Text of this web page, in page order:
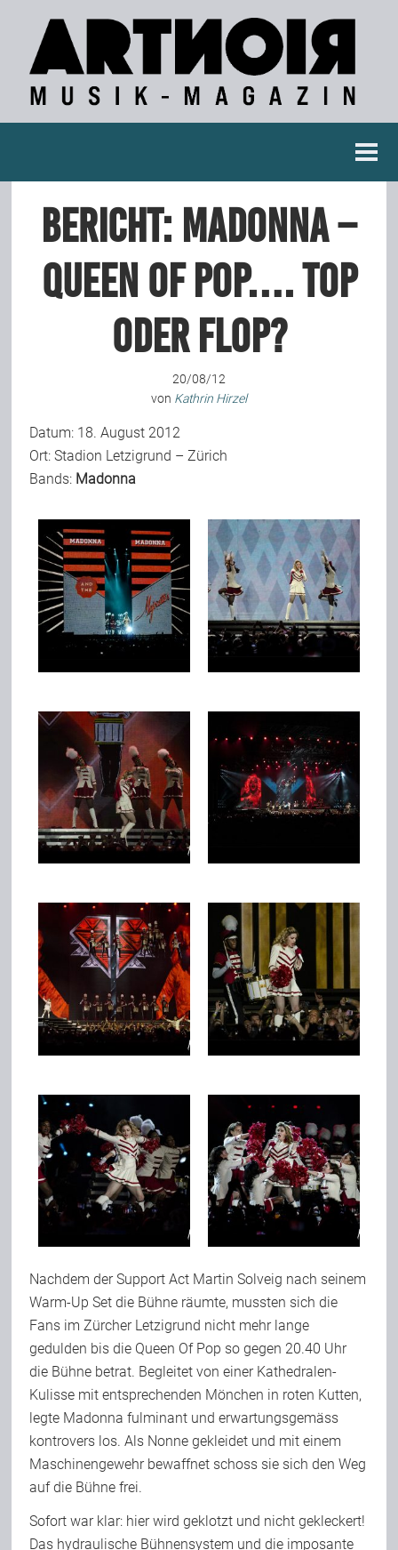
Konzertberichte
Fotoreportagen
Bild-Archiv
Rezensionen
Musik
Alles andere
Kontakt
Team
Support Us
Kalender
BERICHT: Madonna –
Queen of pop…. top
oder flop?
20/08/12
von Kathrin Hirzel
Datum: 18. August 2012
Ort: Stadion Letzigrund – Zürich
Bands: Madonna
Nachdem der Support Act Martin Solveig nach seinem
Warm-Up Set die Bühne räumte, mussten sich die
Fans im Zürcher Letzigrund nicht mehr lange
gedulden bis die Queen Of Pop so gegen 20.40 Uhr
die Bühne betrat. Begleitet von einer Kathedralen-
Kulisse mit entsprechenden Mönchen in roten Kutten,
legte Madonna fulminant und erwartungsgemäss
kontrovers los. Als Nonne gekleidet und mit einem
Maschinengewehr bewaffnet schoss sie sich den Weg
auf die Bühne frei.
Sofort war klar: hier wird geklotzt und nicht gekleckert!
Das hydraulische Bühnensystem und die imposante